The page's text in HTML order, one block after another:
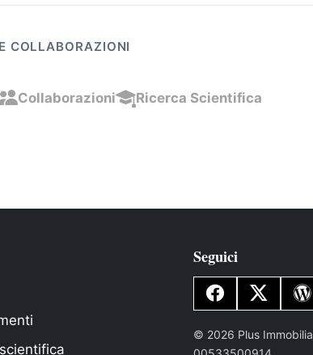
COLLABORAZIONI
Collaborazioni Ricerca Scientifica
Seguici
© 2026 Plus